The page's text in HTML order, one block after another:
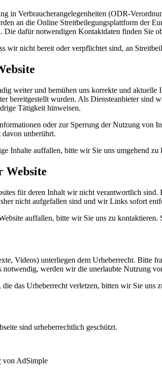
in Verbraucherangelegenheiten (ODR-
an die Online Streitbeilegungsplattform der
Die dafür notwendigen Kontaktdaten finden Sie
wir nicht bereit oder verpflichtet sind, an
weiter und bemühen uns korrekte und
bereitgestellt wurden. Als Diensteanbieter
Tätigkeit hinweisen.
oder zur Sperrung der Nutzung von
unberührt.
Inhalte auffallen, bitte wir Sie uns umgehend
Website
für deren Inhalt wir nicht verantwortlich
nicht aufgefallen sind und wir Links sofort
auffallen, bitte wir Sie uns zu
Videos) unterliegen dem Urheberrecht. Bitte
notwendig, werden wir die unerlaubte Nutzung
das Urheberrecht verletzen, bitten wir Sie uns
sind urheberrechtlich geschützt.
von AdSimple